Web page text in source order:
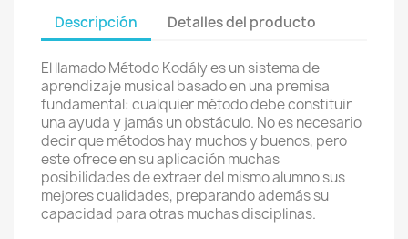
Descripción Detalles del producto
El llamado Método Kodály es un sistema de
aprendizaje musical basado en una premisa
fundamental: cualquier método debe constituir
una ayuda y jamás un obstáculo. No es necesario
decir que métodos hay muchos y buenos, pero
este ofrece en su aplicación muchas
posibilidades de extraer del mismo alumno sus
mejores cualidades, preparando además su
capacidad para otras muchas disciplinas.